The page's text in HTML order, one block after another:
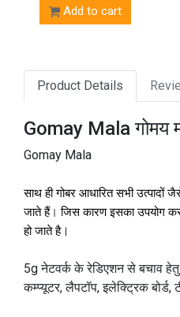
Add to cart
Product Details
Gomay Mala गोमय
Gomay Mala
साथ ही गोबर आधारित सभी उत्पादों
जाते हैं। जिस कारण इसका उपयोग
हो जाते है।
5g नेटवर्क के रेडिएशन से बचाव
कम्प्यूटर, लैपटॉप, इलेक्ट्रिक बोर्ड,